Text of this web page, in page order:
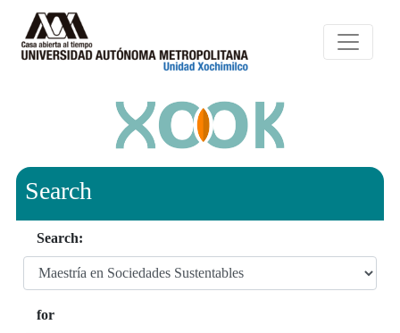
Search
Search:
for